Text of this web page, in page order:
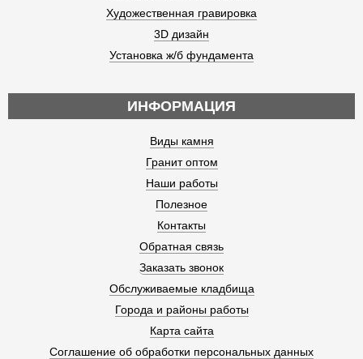
Художественная гравировка
3D дизайн
Установка ж/б фундамента
ИНФОРМАЦИЯ
Виды камня
Гранит оптом
Наши работы
Полезное
Контакты
Обратная связь
Заказать звонок
Обслуживаемые кладбища
Города и районы работы
Карта сайта
Соглашение об обработки персональных данных